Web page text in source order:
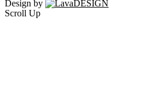
Design by
Scroll Up